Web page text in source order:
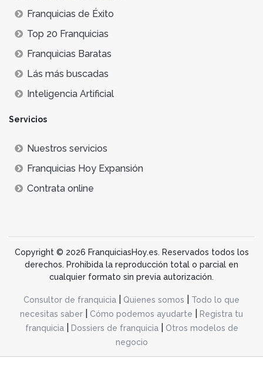
Franquicias de Éxito
Top 20 Franquicias
Franquicias Baratas
Lás más buscadas
Inteligencia Artificial
Servicios
Nuestros servicios
Franquicias Hoy Expansión
Contrata online
Copyright © 2026 FranquiciasHoy.es. Reservados todos los
derechos. Prohibida la reproducción total o parcial en
cualquier formato sin previa autorización.
Consultor de franquicia Quienes somos
Todo lo que
necesitas saber
Cómo podemos ayudarte
Registra tu
franquicia| Dossiers de franquicia|
Otros modelos de
negocio